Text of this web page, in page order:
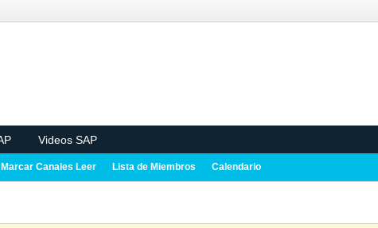
Videos SAP
Marcar Canales Leer Lista de Miembros Calendario